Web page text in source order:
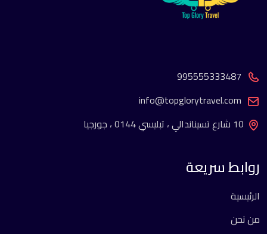
995555333487
info@topglorytravel.com
10 شارع تسيناندالي ، تبليسي 0144 ، جورجيا
روابط سريعة
الرئيسية
من نحن